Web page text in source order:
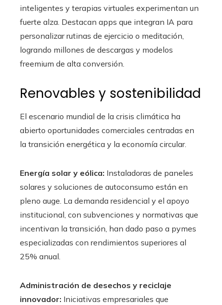
inteligentes y terapias virtuales experimentan un
fuerte alza. Destacan apps que integran IA para
personalizar rutinas de ejercicio o meditación,
logrando millones de descargas y modelos
freemium de alta conversión.
Renovables y sostenibilidad
El escenario mundial de la crisis climática ha
abierto oportunidades comerciales centradas en
la transición energética y la economía circular.
Energía solar y eólica: Instaladoras de paneles
solares y soluciones de autoconsumo están en
pleno auge. La demanda residencial y el apoyo
institucional, con subvenciones y normativas que
incentivan la transición, han dado paso a pymes
especializadas con rendimientos superiores al
25% anual.
Administración de desechos y reciclaje
innovador: Iniciativas empresariales que